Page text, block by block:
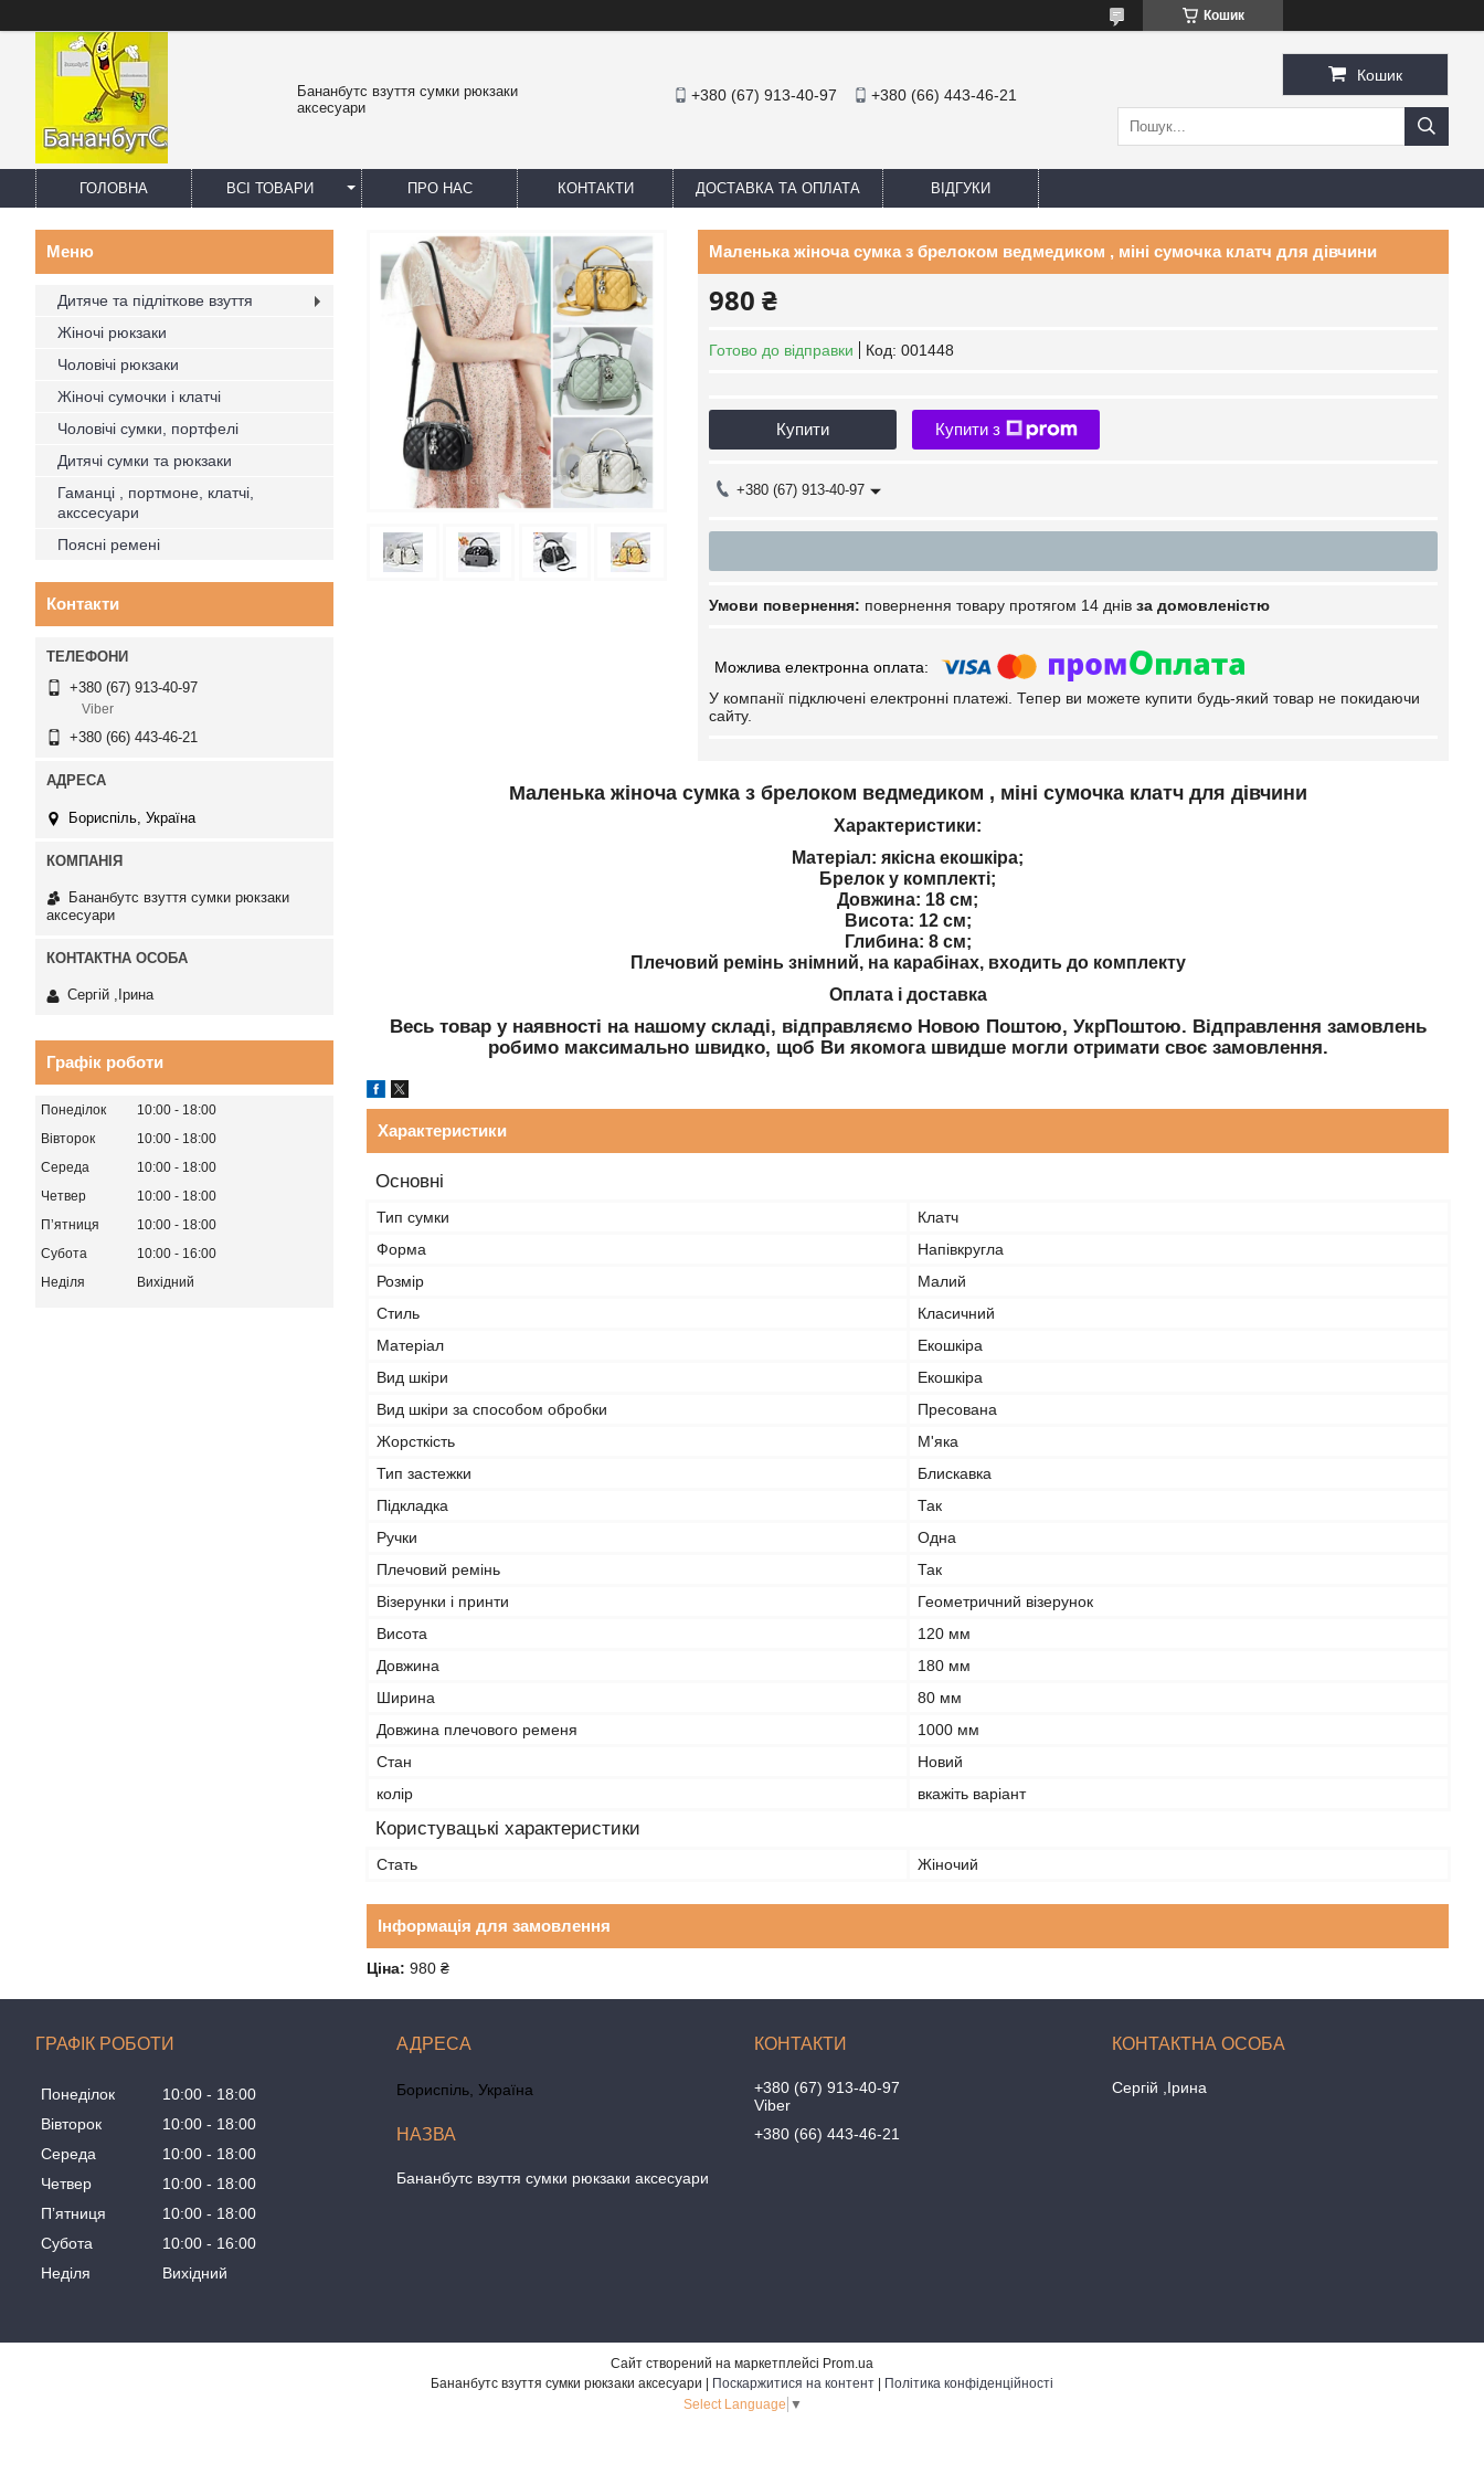
Кошик
Бананбутс взуття сумки рюкзаки
аксесуари
+380 (67) 913-40-97 +380 (66) 443-46-21
Кошик
ГОЛОВНА ВСІ ТОВАРИ ПРО НАС КОНТАКТИ ДОСТАВКА ТА ОПЛАТА ВІДГУКИ
Маленька жіноча сумка з брелоком ведмедиком , міні сумочка клатч для дівчини
980 ₴
Готово до відправки Код: 001448
Купити Купити з
+380 (67) 913-40-97
повернення товару протягом 14 днів за домовленістю
У компанії підключені електронні платежі. Тепер ви можете купити будь-який товар не покидаючи
сайту.
Маленька жіноча сумка з брелоком ведмедиком , міні сумочка клатч для дівчини
Характеристики:
Матеріал: якісна екошкіра;
Брелок у комплекті;
Довжина: 18 см;
Висота: 12 см;
Глибина: 8 см;
Плечовий ремінь знімний, на карабінах, входить до комплекту
Оплата і доставка
Весь товар у наявності на нашому складі, відправляємо Новою Поштою, УкрПоштою. Відправлення замовлень
робимо максимально швидко, щоб Ви якомога швидше могли отримати своє замовлення.
Характеристики
Основні
Тип сумки
Клатч
Форма
Напівкругла
Розмір
Малий
Стиль
Класичний
Матеріал
Екошкіра
Вид шкіри
Екошкіра
Вид шкіри за способом обробки
Пресована
Жорсткість
М'яка
Тип застежки
Блискавка
Підкладка
Так
Ручки
Одна
Плечовий ремінь
Так
Візерунки і принти
Геометричний візерунок
Висота
120 мм
Довжина
180 мм
Ширина
80 мм
Довжина плечового ременя
1000 мм
Стан
Новий
колір
вкажіть варіант
Користувацькi характеристики
Стать Жіночий
Інформація для замовлення
Ціна: 980 ₴
Дитяче та підліткове взуття
Жіночі рюкзаки
Чоловічі рюкзаки
Жіночі сумочки і клатчі
Чоловічі сумки, портфелі
Дитячі сумки та рюкзаки
Гаманці , портмоне, клатчі,
акссесуари
Поясні ремені
Контакти
+380 (67) 913-40-97
Viber
+380 (66) 443-46-21
Бориспіль, Україна
Бананбутс взуття сумки рюкзаки
аксесуари
Сергій ,Ірина
Графік роботи
Понеділок 10:00
18:00
Вівторок
10:00
18:00
Середа
10:00
18:00
Четвер
10:00
18:00
Пʼятниця
10:00
18:00
Субота
10:00
16:00
Неділя
Вихідний
ГРАФІК РОБОТИ
Понеділок 10:00
18:00
Вівторок
10:00
18:00
Середа
10:00
18:00
Четвер
10:00
18:00
Пʼятниця
10:00
18:00
Субота
10:00
16:00
Неділя
Вихідний
Бориспіль, Україна
Бананбутс взуття сумки рюкзаки аксесуари
+380 (67) 913-40-97
Viber
+380 (66) 443-46-21
Сергій ,Ірина
Сайт створений на маркетплейсі Prom.ua
Поскаржитися на контент
Політика конфіденційності
Select Language ▼